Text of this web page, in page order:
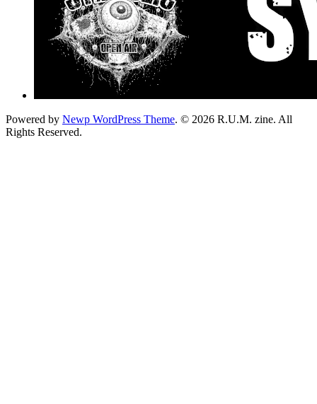
Powered by Newp WordPress Theme. © 2026 R.U.M. zine. All
Rights Reserved.